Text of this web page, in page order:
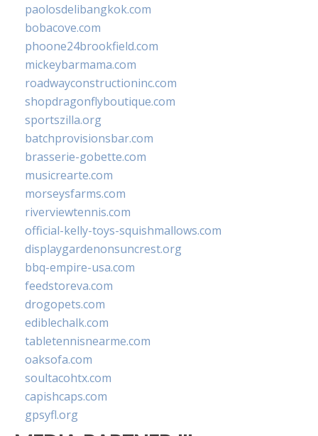
paolosdelibangkok.com
bobacove.com
phoone24brookfield.com
mickeybarmama.com
roadwayconstructioninc.com
shopdragonflyboutique.com
sportszilla.org
batchprovisionsbar.com
brasserie-gobette.com
musicrearte.com
morseysfarms.com
riverviewtennis.com
official-kelly-toys-squishmallows.com
displaygardenonsuncrest.org
bbq-empire-usa.com
feedstoreva.com
drogopets.com
ediblechalk.com
tabletennisnearme.com
oaksofa.com
soultacohtx.com
capishcaps.com
gpsyfl.org